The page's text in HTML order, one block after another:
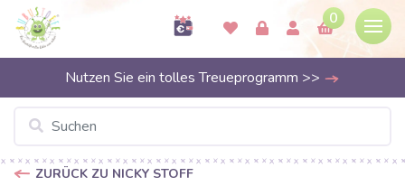
0
Nutzen Sie ein tolles Treueprogramm >>
ZURÜCK ZU NICKY STOFF